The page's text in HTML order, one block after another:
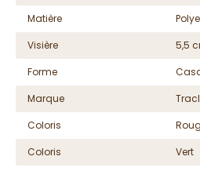
Matière
Visière
5,5
Forme
Marque
Coloris
Coloris
Vert